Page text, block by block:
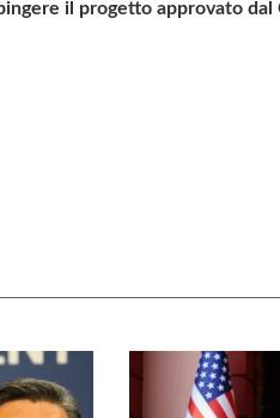
il progetto approvato dal